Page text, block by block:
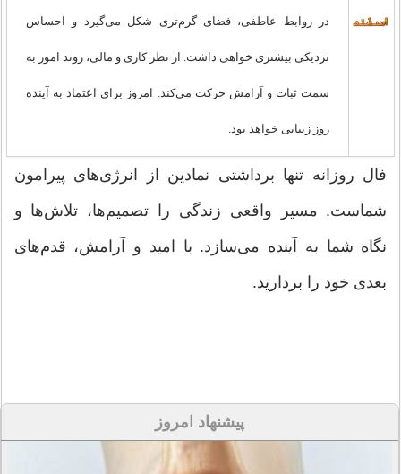
در روابط عاطفی، فضای گرم‌تری شکل می‌گیرد و احساس
نزدیکی بیشتری خواهی داشت. از نظر کاری و مالی، روند امور به
سمت ثبات و آرامش حرکت می‌کند. امروز برای اعتماد به آینده
روز زیبایی خواهد بود.
فال روزانه تنها برداشتی نمادین از انرژی‌های پیرامون
شماست. مسیر واقعی زندگی را تصمیم‌ها، تلاش‌ها و
نگاه شما به آینده می‌سازد. با امید و آرامش، قدم‌های
بعدی خود را بردارید.
پیشنهاد امروز